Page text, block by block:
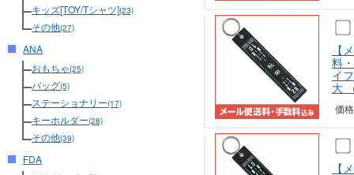
キッズ[TOY/Tシャツ](23)
その他(27)
ANA
おもちゃ(25)
バッグ(5)
ステーショナリー(17)
キーホルダー(28)
その他(39)
FDA
【
料
イ
大
価
【